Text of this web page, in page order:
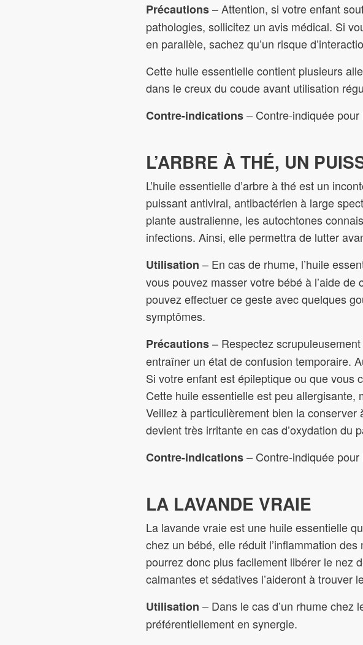
Précautions– Attention, si votre enfant
pathologies, sollicitez un avis médical. Si
en parallèle, sachez qu’un risque
Cette huile essentielle contient plusieurs
dans le creux du coude avant utilisation
Contre-indications– Contre-indiquée
L’ARBRE À THÉ, UN
L’huile essentielle d’arbre à thé est un
puissant antiviral, antibactérien à large
plante australienne, les autochtones
infections. Ainsi, elle permettra de lutter
Utilisation – En cas de rhume, l’huile
vous pouvez masser votre bébé à l’aide
pouvez effectuer ce geste avec quelques
symptômes.
Précautions– Respectez
entraîner un état de confusion temporaire.
Si votre enfant est épileptique ou que vous
Cette huile essentielle est peu
Veillez à particulièrement bien la conserver
devient très irritante en cas d’oxydation du
Contre-indications– Contre-indiquée
LA LAVANDE VRAIE
La lavande vraie est une huile essentielle
chez un bébé, elle réduit l’inflammation
pourrez donc plus facilement libérer le nez
calmantes et sédatives l’aideront à trouver
Utilisation – Dans le cas d’un rhume chez
préférentiellement en synergie.